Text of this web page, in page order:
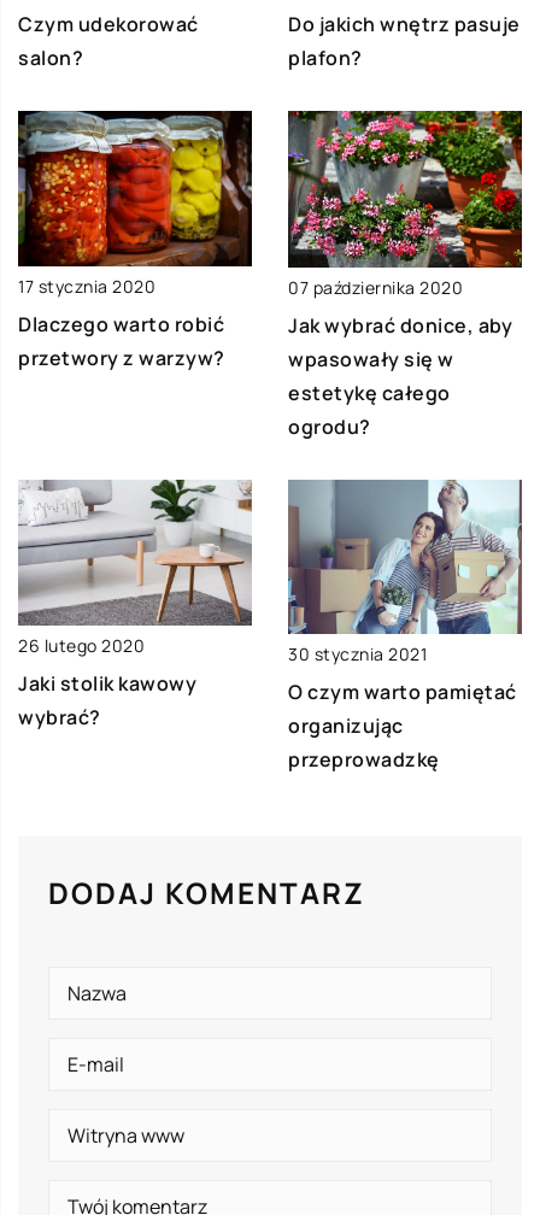
Czym udekorować
salon?
Do jakich wnętrz pasuje
plafon?
17 stycznia 2020
Dlaczego warto robić
przetwory z warzyw?
07 października 2020
Jak wybrać donice, aby
wpasowały się w
estetykę całego
ogrodu?
26 lutego 2020
Jaki stolik kawowy
wybrać?
30 stycznia 2021
O czym warto pamiętać
organizując
przeprowadzkę
DODAJ KOMENTARZ